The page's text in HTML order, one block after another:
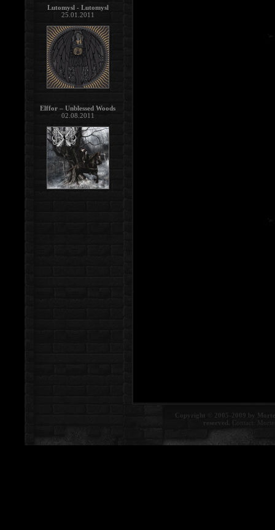
Copyright © 2005-2009 by
reserved. Contact:
Lutomysl - Lutomysl
25.01.2011
Elffor – Unblessed Woods
02.08.2011